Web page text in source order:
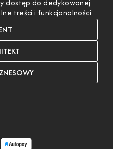
dostęp do dedykowanej
treści i funkcjonalności.